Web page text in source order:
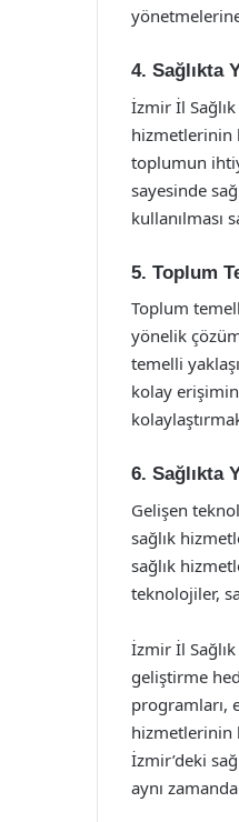
4. Sağlıkta
İzmir İl
hizmetlerinin
toplumun
sayesinde
kullanılması
5. Toplum
Toplum
yönelik
temelli
kolay
6. Sağlıkta
Gelişen
sağlık
sağlık
teknolojiler,
İzmir İl
geliştirme
programları,
hizmetlerinin
İzmir’deki
aynı